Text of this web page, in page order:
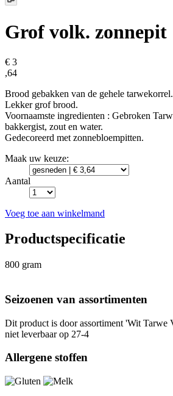
Grof volk. zonnepit
€ 3
,64
Brood gebakken van de gehele tarwekorrel.
Lekker grof brood.
Voornaamste ingredienten : Gebroken
bakkergist, zout en water.
Gedecoreerd met zonnebloempitten.
Maak uw keuze:
Aantal
Voeg toe aan winkelmand
Productspecificatie
800 gram
Seizoenen van assortimenten
Dit product is door assortiment 'Wit Tarwe
niet leverbaar op 27-4
Allergene stoffen